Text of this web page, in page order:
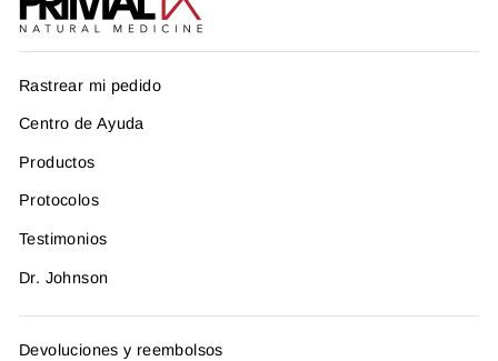
Rastrear mi pedido
Centro de Ayuda
Productos
Protocolos
Testimonios
Dr. Johnson
Devoluciones y reembolsos